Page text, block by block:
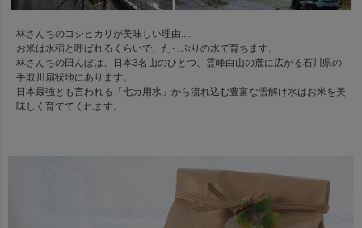
林さんちのコシヒカリが美味しい理由....
お米は水稲と呼ばれるくらいで、たっぷりの水で育ちます。
林さんちの田んぼは、日本3名山のひとつ、霊峰白山の麓に広がる石川県の
手取川扇状地にあります。
日本最強とも言われる「七カ用水」から流れ込む豊富な雪解け水はお米を美
味しく育ててくれます。